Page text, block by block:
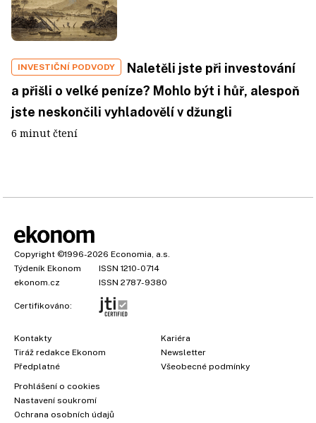
INVESTIČNÍ PODVODY
Naletěli jste při investování
a přišli o velké peníze? Mohlo být i hůř, alespoň
jste neskončili vyhladovělí v džungli
6 minut čtení
Copyright ©1996-2026 Economia, a.s.
Týdeník Ekonom
ISSN 1210-0714
ekonom.cz
ISSN 2787-9380
Certifikováno:
Kontakty
Tiráž redakce Ekonom
Předplatné
Kariéra
Newsletter
Všeobecné podmínky
Prohlášení o cookies
Nastavení soukromí
Ochrana osobních údajů